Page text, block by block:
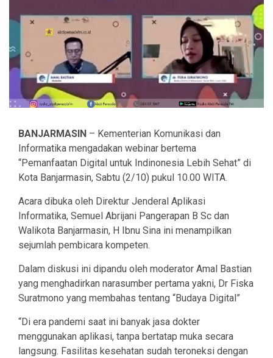
BANJARMASIN – Kementerian Komunikasi dan
Informatika mengadakan webinar bertema
“Pemanfaatan Digital untuk Indinonesia Lebih Sehat” di
Kota Banjarmasin, Sabtu (2/10) pukul 10.00 WITA.
Acara dibuka oleh Direktur Jenderal Aplikasi
Informatika, Semuel Abrijani Pangerapan B Sc dan
Walikota Banjarmasin, H Ibnu Sina ini menampilkan
sejumlah pembicara kompeten.
Dalam diskusi ini dipandu oleh moderator Amal Bastian
yang menghadirkan narasumber pertama yakni, Dr Fiska
Suratmono yang membahas tentang “Budaya Digital”
“Di era pandemi saat ini banyak jasa dokter
menggunakan aplikasi, tanpa bertatap muka secara
langsung. Fasilitas kesehatan sudah teroneksi dengan